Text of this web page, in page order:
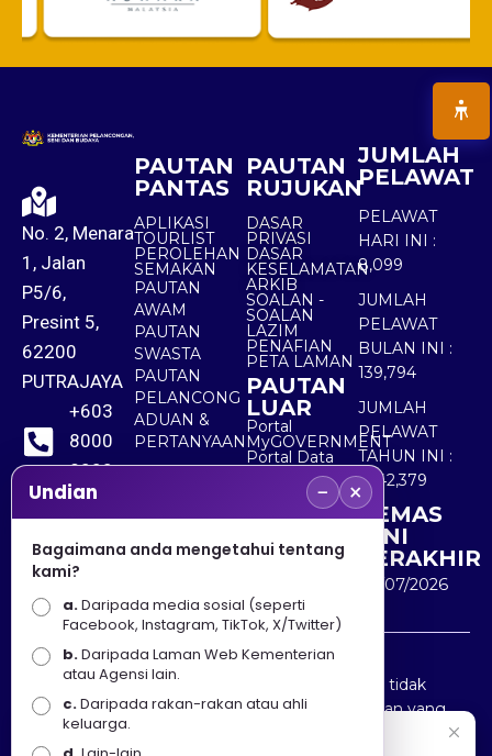
No. 2, Menara
1, Jalan
P5/6,
Presint 5,
62200
PUTRAJAYA
+603
8000
8000
+603
8891
7100
PAUTAN
PANTAS
APLIKASI
TOURLIST
PEROLEHAN
SEMAKAN
PAUTAN
AWAM
PAUTAN
SWASTA
PAUTAN
PELANCONG
ADUAN &
PERTANYAAN
PAUTAN
RUJUKAN
DASAR
PRIVASI
DASAR
KESELAMATAN
ARKIB
SOALAN -
SOALAN
LAZIM
PENAFIAN
PETA LAMAN
PAUTAN
LUAR
Portal
MyGOVERNMENT
Portal Data
Terbuka
Sektor Awam
JUMLAH
PELAWAT
PELAWAT
HARI INI :
8,099
JUMLAH
PELAWAT
BULAN INI :
139,794
JUMLAH
PELAWAT
TAHUN INI :
5,542,379
KEMAS
KINI
TERAKHIR
30/07/2026
Penafian : Kerajaan Malaysia dan Kementerian
Pelancongan Seni dan Budaya (MOTAC) adalah tidak
bertanggungjawab atas kehilangan atau kerugian yang
disebabkan oleh penggunaan mana-mana maklumat
Undian − ×
Bagaimana anda mengetahui tentang
kami?
a.Daripada media sosial (seperti
Facebook, Instagram, TikTok, X/Twitter)
b.Daripada Laman Web Kementerian
atau Agensi lain.
c.Daripada rakan-rakan atau ahli
keluarga.